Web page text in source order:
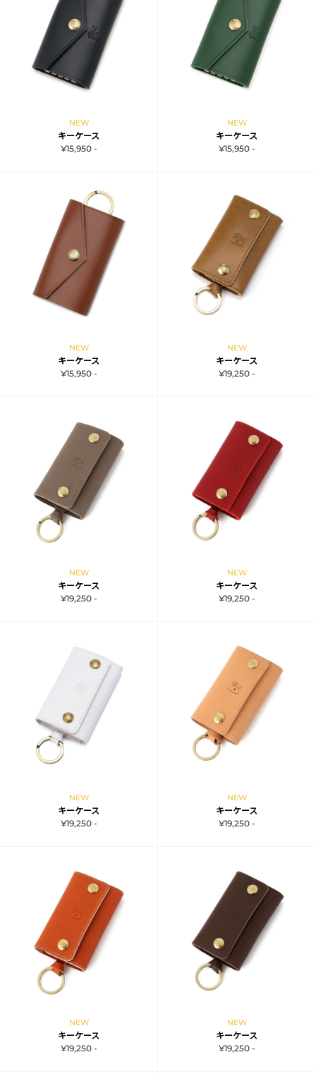
NEW
キーケース
¥15,950 -
NEW
キーケース
¥15,950 -
NEW
キーケース
¥15,950 -
NEW
キーケース
¥19,250 -
NEW
キーケース
¥19,250 -
NEW
キーケース
¥19,250 -
NEW
キーケース
¥19,250 -
NEW
キーケース
¥19,250 -
NEW
キーケース
¥19,250 -
NEW
キーケース
¥19,250 -